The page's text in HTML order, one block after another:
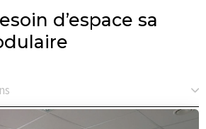
d’espace sa